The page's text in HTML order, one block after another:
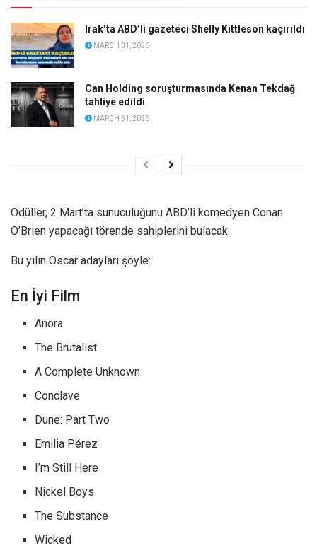
Irak’ta ABD’li gazeteci Shelly Kittleson kaçırıldı
MARCH 31, 2026
Can Holding soruşturmasında Kenan Tekdağ
tahliye edildi
MARCH 31, 2026
Ödüller, 2 Mart’ta sunuculuğunu ABD’li komedyen Conan
O’Brien yapacağı törende sahiplerini bulacak.
Bu yılın Oscar adayları şöyle:
En İyi Film
Anora
The Brutalist
A Complete Unknown
Conclave
Dune: Part Two
Emilia Pérez
I’m Still Here
Nickel Boys
The Substance
Wicked